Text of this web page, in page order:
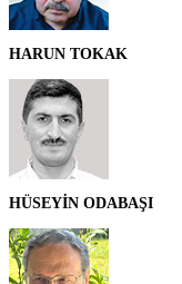
HARUN TOKAK
HÜSEYİN ODABAŞI